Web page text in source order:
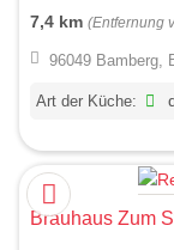
7,4 km (Entfernung
96049 Bamberg,
Art der Küche:
Brauhaus Zum